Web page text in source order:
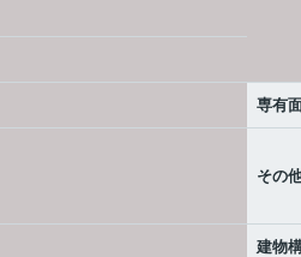
専有
その
建物